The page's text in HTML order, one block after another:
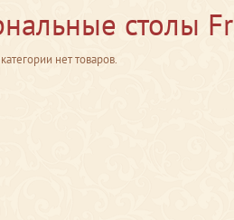
столы
нет товаров.